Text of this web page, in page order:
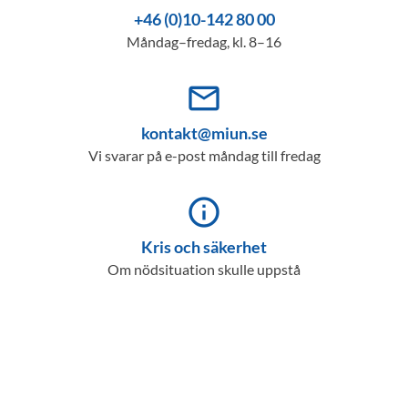
+46 (0)10-142 80 00
Måndag–fredag, kl. 8–16
mail_outline
kontakt@miun.se
Vi svarar på e-post måndag till fredag
info_outline
Kris och säkerhet
Om nödsituation skulle uppstå